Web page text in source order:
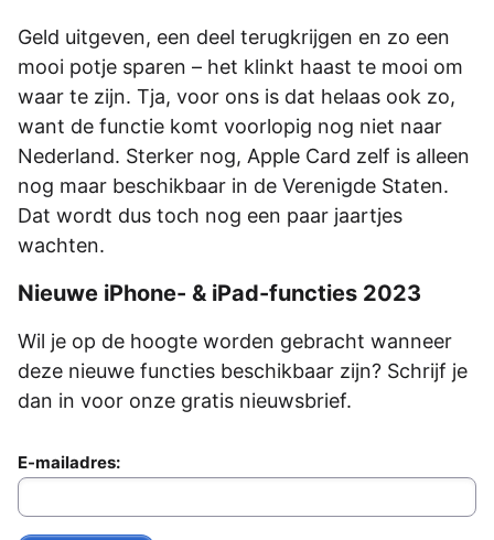
Geld uitgeven, een deel terugkrijgen en zo een
mooi potje sparen – het klinkt haast te mooi om
waar te zijn. Tja, voor ons is dat helaas ook zo,
want de functie komt voorlopig nog niet naar
Nederland. Sterker nog, Apple Card zelf is alleen
nog maar beschikbaar in de Verenigde Staten.
Dat wordt dus toch nog een paar jaartjes
wachten.
Nieuwe iPhone- & iPad-functies 2023
Wil je op de hoogte worden gebracht wanneer
deze nieuwe functies beschikbaar zijn? Schrijf je
dan in voor onze gratis nieuwsbrief.
E-mailadres: